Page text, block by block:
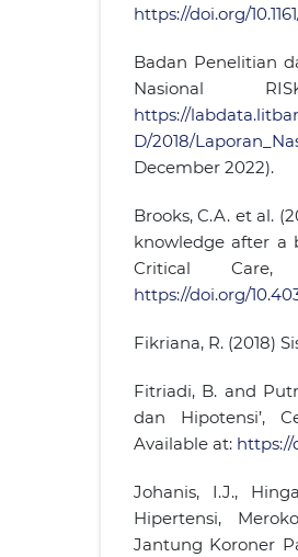
https://doi.org/
Badan Penelitian
Nasional
https://
D/2018/
December 2022).
Brooks, C.A. et al.
knowledge after a
Critical
https://doi.org/
Fikriana, R. (2018)
Fitriadi, B. and
dan Hipotensi’,
Available at: https://
Johanis, I.J.,
Hipertensi,
Jantung Koroner